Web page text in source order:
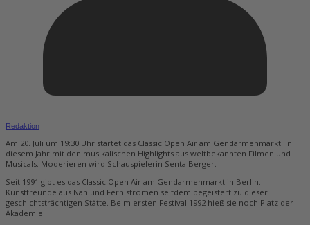
Redaktion
Am 20. Juli um 19:30 Uhr startet das Classic Open Air am Gendarmenmarkt. In
diesem Jahr mit den musikalischen Highlights aus weltbekannten Filmen und
Musicals. Moderieren wird Schauspielerin Senta Berger.
Seit 1991 gibt es das Classic Open Air am Gendarmenmarkt in Berlin.
Kunstfreunde aus Nah und Fern strömen seitdem begeistert zu dieser
geschichtsträchtigen Stätte. Beim ersten Festival 1992 hieß sie noch Platz der
Akademie.